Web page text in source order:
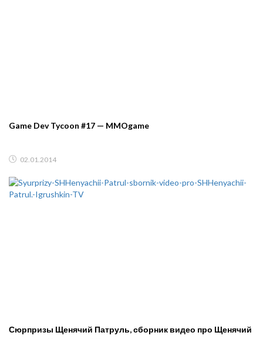
Game Dev Tycoon #17 — MMOgame
02.01.2014
Сюрпризы Щенячий Патруль, сборник видео про Щенячий